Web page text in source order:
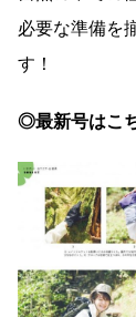
必要な準備を
す！
◎最新号はこ